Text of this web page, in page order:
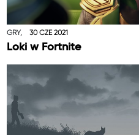
GRY, 30 CZE 2021
Loki w Fortnite